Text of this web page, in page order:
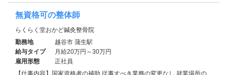
無資格可の整体師
らくらく堂おかど鍼灸整骨院
勤務地
越谷市 蒲生駅
給与タイプ
月給20万円～30万円
雇用形態
正社員
【仕事内容】国家資格者の補助 従事すべき業務の変更なし 就業場所の